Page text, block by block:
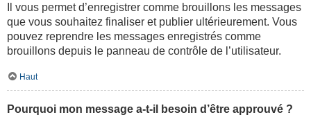
Il vous permet d’enregistrer comme brouillons les messages
que vous souhaitez finaliser et publier ultérieurement. Vous
pouvez reprendre les messages enregistrés comme
brouillons depuis le panneau de contrôle de l’utilisateur.
Haut
Pourquoi mon message a-t-il besoin d’être approuvé ?